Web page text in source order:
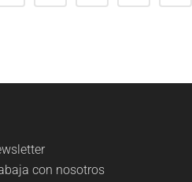
con nosotros